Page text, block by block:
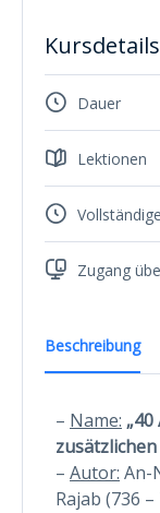
Beschreibung
– Name:
– Autor: An-
Rajab (736 –
Kursdetails
Dauer
Lektionen
Zugang